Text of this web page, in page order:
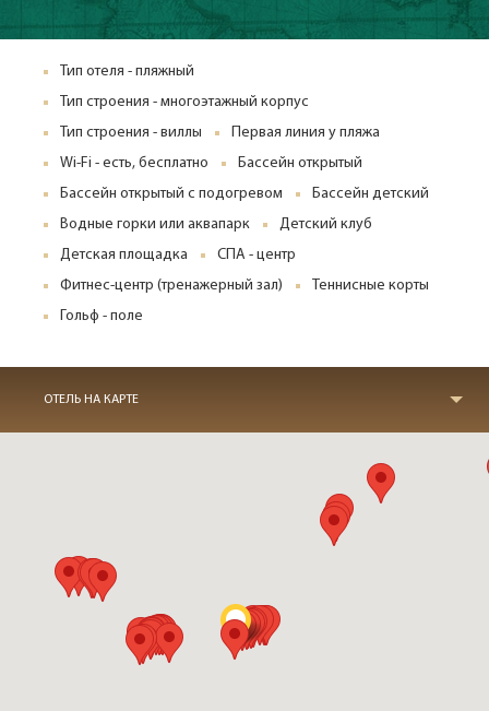
Тип отеля - пляжный
Тип строения - многоэтажный корпус
Тип строения - виллы
Первая линия у пляжа
Wi-Fi - есть, бесплатно
Бассейн открытый
Бассейн открытый с подогревом
Бассейн детский
Водные горки или аквапарк
Детский клуб
Детская площадка
СПА - центр
Фитнес-центр (тренажерный зал)
Теннисные корты
Гольф - поле
ОТЕЛЬ НА КАРТЕ